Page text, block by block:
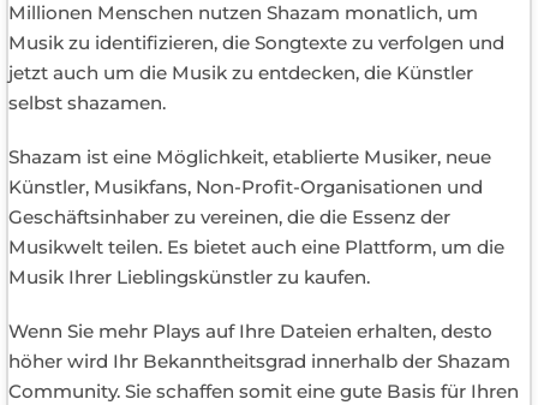
Millionen Menschen nutzen Shazam monatlich, um
Musik zu identifizieren, die Songtexte zu verfolgen und
jetzt auch um die Musik zu entdecken, die Künstler
selbst shazamen.
Shazam ist eine Möglichkeit, etablierte Musiker, neue
Künstler, Musikfans, Non-Profit-Organisationen und
Geschäftsinhaber zu vereinen, die die Essenz der
Musikwelt teilen. Es bietet auch eine Plattform, um die
Musik Ihrer Lieblingskünstler zu kaufen.
Wenn Sie mehr Plays auf Ihre Dateien erhalten, desto
höher wird Ihr Bekanntheitsgrad innerhalb der Shazam
Community. Sie schaffen somit eine gute Basis für Ihren